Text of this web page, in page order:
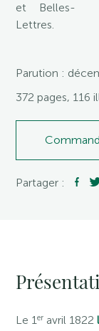
et Belles-
Lettres.
Parution :
372 pages, 116
Partager :
Le 1er avril 1822